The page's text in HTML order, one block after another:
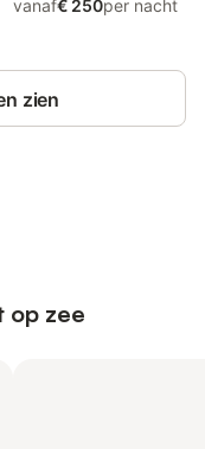
vanaf€ 250per nacht
zien
op zee